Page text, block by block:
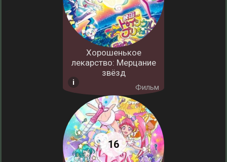
Хорошенькое
лекарство: Мерцание
звёзд
Фильм